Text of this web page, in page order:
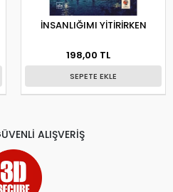
İNSANLIĞIMI YİTİRİRKEN
198,00 TL
SEPETE EKLE
ALIŞVERİŞ